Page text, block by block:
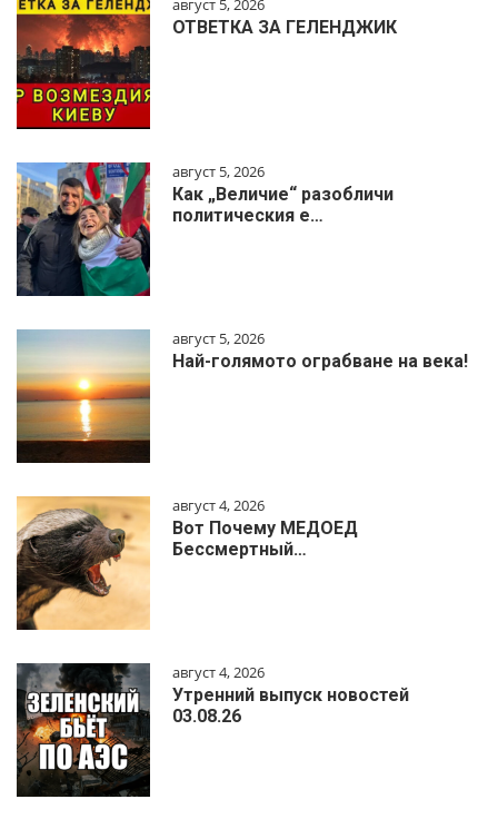
август 5, 2026
ОТВЕТКА ЗА ГЕЛЕНДЖИК
август 5, 2026
Как „Величие“ разобличи
политическия е…
август 5, 2026
Най-голямото ограбване на века!
август 4, 2026
Вот Почему МЕДОЕД
Бессмертный…
август 4, 2026
Утренний выпуск новостей
03.08.26